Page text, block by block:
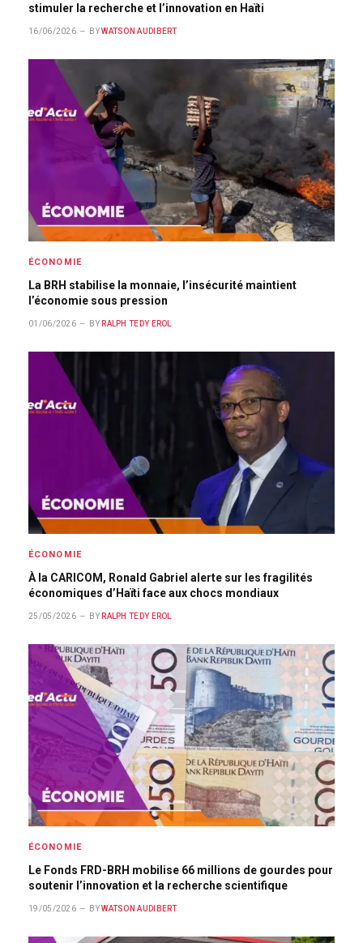
stimuler la recherche et l’innovation en Haïti
16/06/2026 BY WATSON AUDIBERT
ÉCONOMIE
La BRH stabilise la monnaie, l’insécurité maintient
l’économie sous pression
01/06/2026 BY RALPH TEDY EROL
ÉCONOMIE
À la CARICOM, Ronald Gabriel alerte sur les fragilités
économiques d’Haïti face aux chocs mondiaux
25/05/2026 BY RALPH TEDY EROL
ÉCONOMIE
Le Fonds FRD-BRH mobilise 66 millions de gourdes pour
soutenir l’innovation et la recherche scientifique
19/05/2026 BY WATSON AUDIBERT